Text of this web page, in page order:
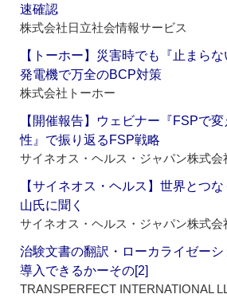
速確認
株式会社日立社会情報サービス
【トーホー】災害時でも『止まら
発電機で万全のBCP対策
株式会社トーホー
【開催報告】ウェビナー『FSPで
性』で振り返るFSP戦略
サイネオス・ヘルス・ジャパン株式会
【サイネオス・ヘルス】世界とつ
山氏に聞く
サイネオス・ヘルス・ジャパン株式会
治験文書の翻訳・ローカライゼー
導入できるかーその[2]
TRANSPERFECT INTERNATIONAL